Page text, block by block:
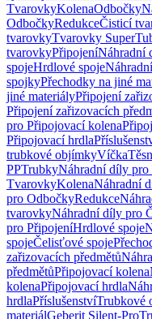
TvarovkyKolenaOdbočky
OdbočkyRedukceČisticí
tvarovkyTvarovky
tvarovkyPřipojeníNáhradní
spojeHrdlové spoje
spojkyPřechodky na jiné
jiné materiályPřipojení
Připojení zařizovacích
pro Připojovací kolena
Připojovací hrdla
trubkové objímkyVíčka
PPTrubkyNáhradní díly
TvarovkyKolenaNáhradní
pro OdbočkyRedukce
tvarovkyNáhradní díly pro
pro PřipojeníHrdlové spoje
spojeČelisťové spoje
zařizovacích předmětů
předmětůPřipojovací kolena
kolenaPřipojovací hrdla
hrdlaPříslušenstvíTrubkové
materiálGeberit Silent-Pro